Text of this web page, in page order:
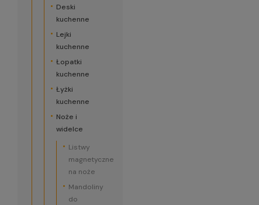
Deski
kuchenne
Lejki
kuchenne
Łopatki
kuchenne
Łyżki
kuchenne
Noże i
widelce
Listwy
magnetyczne
na noże
Mandoliny
do